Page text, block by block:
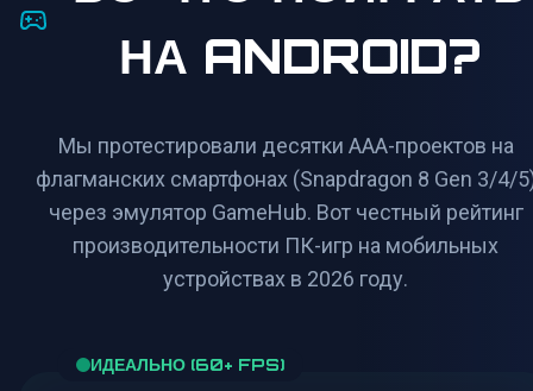
НА ANDROID?
Мы протестировали десятки ААА-проектов на
флагманских смартфонах (Snapdragon 8 Gen 3/4/
через эмулятор GameHub. Вот честный рейтинг
производительности ПК-игр на мобильных
устройствах в 2026 году.
ИДЕАЛЬНО (60+ FPS)